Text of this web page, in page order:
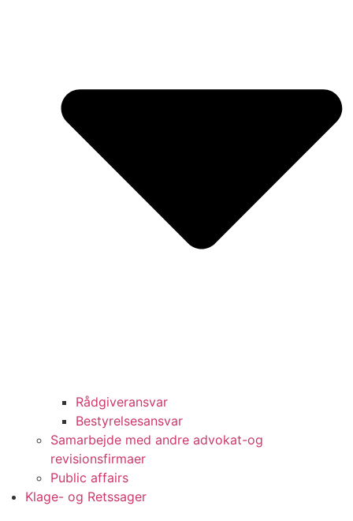
Rådgiveransvar
Bestyrelsesansvar
Samarbejde med andre advokat-og
revisionsfirmaer
Public affairs
Klage- og Retssager